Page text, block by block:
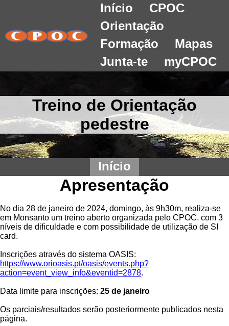
Início
CPOC
Orientação
Formação
Mapas
Junta-te
myCPOC
Treino de Orientação
pedestre
Início
Apresentação
No dia 28 de janeiro de 2024, domingo, às 9h30m, realiza-se
em Monsanto um treino aberto organizada pelo CPOC, com 3
níveis de dificuldade e com possibilidade de utilização de SI
card.
Inscrições através do sistema OASIS:
https://www.orioasis.pt/oasis/events.php?
action=event_view_info&eventid=2878.
Data limite para inscrições: 25 de janeiro
Os parciais/resultados serão posteriormente publicados nesta
página.